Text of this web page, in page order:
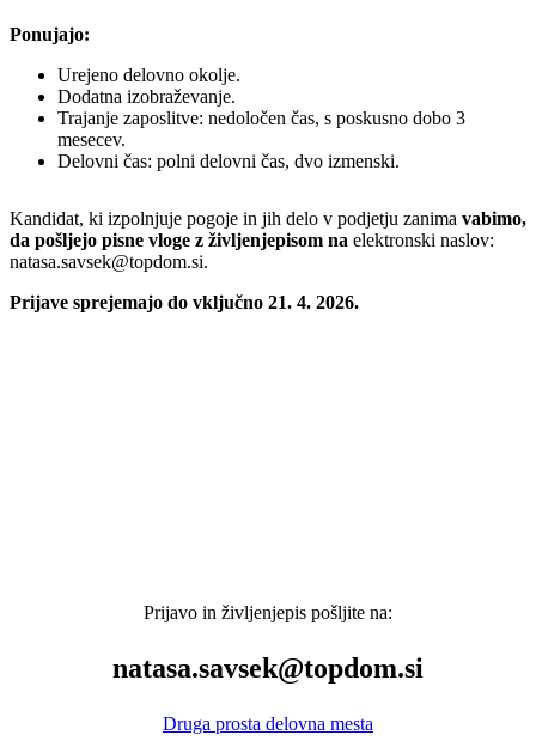
Ponujajo:
Urejeno delovno okolje.
Dodatna izobraževanje.
Trajanje zaposlitve: nedoločen čas, s poskusno dobo 3
mesecev.
Delovni čas: polni delovni čas, dvo izmenski.
Kandidat, ki izpolnjuje pogoje in jih delo v podjetju zanima vabimo,
da pošljejo pisne vloge z življenjepisom na elektronski naslov:
natasa.savsek@topdom.si.
Prijave sprejemajo do vključno 21. 4. 2026.
Prijavo in življenjepis pošljite na:
natasa.savsek@topdom.si
Druga prosta delovna mesta